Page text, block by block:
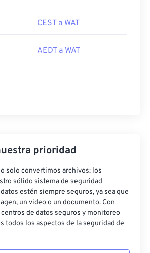
CEST a WAT
AEDT a WAT
prioridad
solo convertimos archivos: los
sólido sistema de seguridad
estén siempre seguros, ya sea que
un video o un documento. Con
de datos seguros y monitoreo
todos los aspectos de la seguridad de